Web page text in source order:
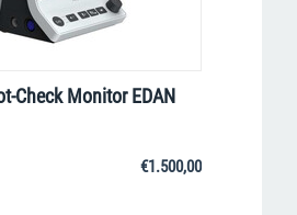
Check Monitor EDAN
€1.500,00